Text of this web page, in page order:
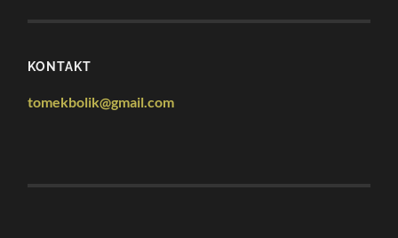
KONTAKT
tomekbolik@gmail.com